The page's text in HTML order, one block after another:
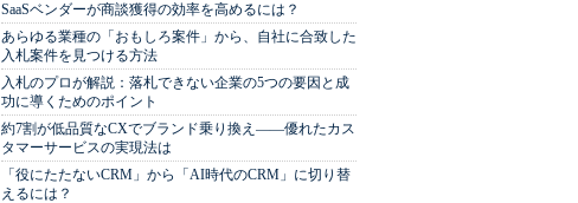
SaaSベンダーが商談獲得の効率を高めるには？
あらゆる業種の「おもしろ案件」から、自社に合致した
入札案件を見つける方法
入札のプロが解説：落札できない企業の5つの要因と成
功に導くためのポイント
約7割が低品質なCXでブランド乗り換え――優れたカス
タマーサービスの実現法は
「役にたたないCRM」から「AI時代のCRM」に切り替
えるには？